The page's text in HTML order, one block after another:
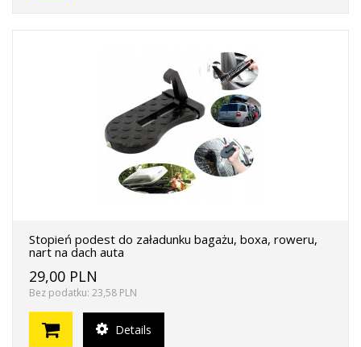
Stopień podest do załadunku bagażu, boxa, roweru,
nart na dach auta
29,00 PLN
Bez podatku: 23,58 PLN
Details